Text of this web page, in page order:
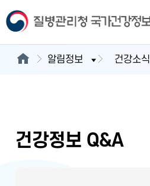
알림정보 건강소식
건강정보 Q&A